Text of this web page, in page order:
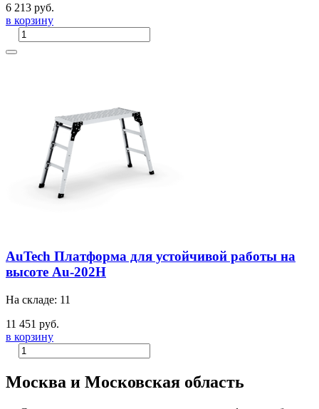
6 213 руб.
в корзину
AuTech Платформа для устойчивой работы на
высоте Au-202H
На складе: 11
11 451 руб.
в корзину
Москва и Московская область